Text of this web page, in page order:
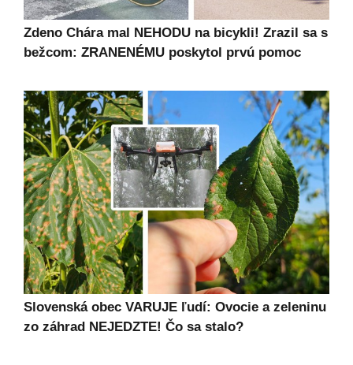
Zdeno Chára mal NEHODU na bicykli! Zrazil sa s
bežcom: ZRANENÉMU poskytol prvú pomoc
Slovenská obec VARUJE ľudí: Ovocie a zeleninu
zo záhrad NEJEDZTE! Čo sa stalo?